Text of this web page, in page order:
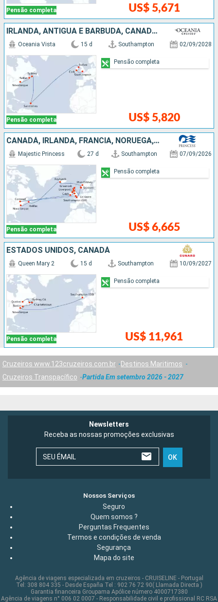
Pensão completa US$ 5,671
IRLANDA, ANTIGUA E BARBUDA, CANADÁ, ESTADOS UNIDOS
Pensão completa
Oceania Vista 15 d Southampton 02/09/2028
US$ 5,820
Pensão completa
CANADÁ, IRLANDA, FRANCIA, NORUEGA, ISLÂNDIA, ESTADOS UNIDOS
Pensão completa
Majestic Princess 27 d Southampton 07/09/2026
US$ 6,665
Pensão completa
ESTADOS UNIDOS, CANADÁ
Pensão completa
Queen Mary 2 15 d Southampton 10/09/2027
US$ 11,961
Pensão completa
Cruzeiros www.123cruzeiros.com.br
Destinos Maritimos
Cruzeiros Transpacífico
Partida Em setembro 2026 - 2027
Newsletters
Receba as nossas promoções exclusivas
SEU ÉMAIL OK
Nossos Serviços
Seguro
Quem somos ?
Perguntas Frequentes
Termos e condições de venda
Segurança
Mapa do site
Agência de viagens especializada em cruzeiros - CRUISELINE - Portugal
Tel: 308 804 335 - Desde España Tel : 902 76 72 90( Llamada Directa )
Garantia financeira Groupama Apólice número 4000717380
Agência de viagens n° 006 02 0007 - Responsabilidade civil e profissional RC RSA